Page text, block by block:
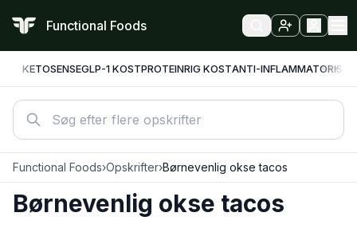
Functional Foods
KETOSENSEGLP-1 KOSTPROTEINRIG KOSTANTI-INFLAMMATORISK
Functional Foods›Opskrifter›Børnevenlig okse tacos
Børnevenlig okse tacos